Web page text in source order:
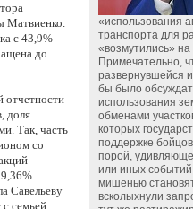
Матвиенко.
с 43,9%
до
отчетности
доля
Так, часть
со
Савельеву
семьей
«использования
транспорта для
«возмутились»
Примечательно,
развернувшейся
бы было
использования
обменами
которых
поддержке
порой,
или иных
мишенью
всколыхнули